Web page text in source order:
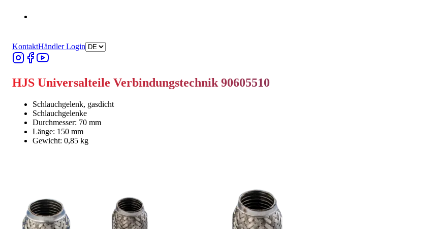
KontaktHändler Login
HJS Universalteile Verbindungstechnik 90605510
Schlauchgelenk, gasdicht
Schlauchgelenke
Durchmesser: 70 mm
Länge: 150 mm
Gewicht: 0,85 kg